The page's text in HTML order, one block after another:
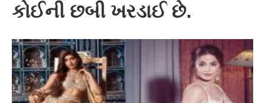
કોઈની છબી ખરડાઈ છે.